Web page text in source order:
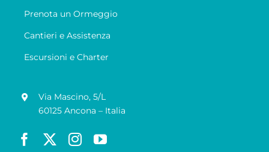
Prenota un Ormeggio
Cantieri e Assistenza
Escursioni e Charter
Via Mascino, 5/L
60125 Ancona – Italia